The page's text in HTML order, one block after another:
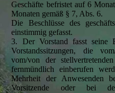
Geschäfte befristet auf 6
Monaten gemäß § 7, Abs. 6.
Die Beschlüsse des
einstimmig gefasst.
3. Der Vorstand fasst seine
Vorstandssitzungen, die
vom/von der
fernmündlich einberufen
Mehrheit der Anwesenden
Vorsitzende oder bei